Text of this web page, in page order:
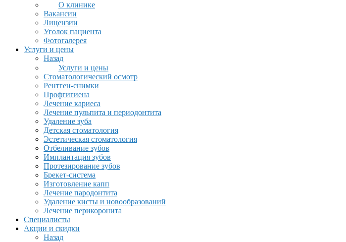
О клинике
Вакансии
Лицензии
Уголок пациента
Фотогалерея
Услуги и цены
Назад
Услуги и цены
Стоматологический осмотр
Рентген-снимки
Профгигиена
Лечение кариеса
Лечение пульпита и периодонтита
Удаление зуба
Детская стоматология
Эстетическая стоматология
Отбеливание зубов
Имплантация зубов
Протезирование зубов
Брекет-система
Изготовление капп
Лечение пародонтита
Удаление кисты и новообразований
Лечение перикоронита
Специалисты
Акции и скидки
Назад